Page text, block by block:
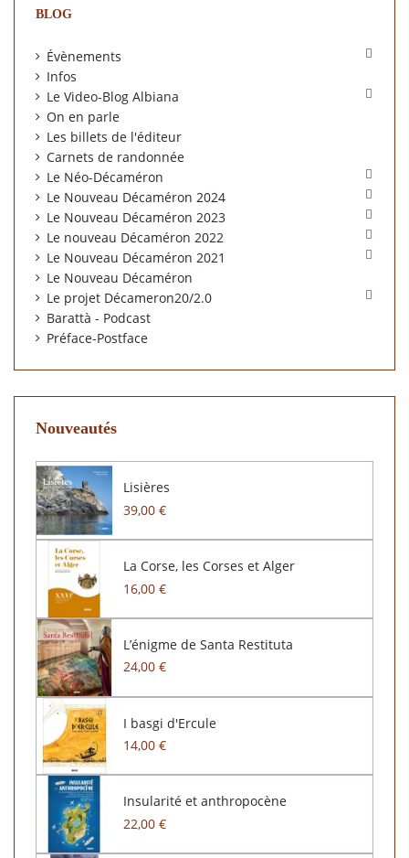
BLOG
Évènements 
Infos
Le Video-Blog Albiana

On en parle
Les billets de l'éditeur
Carnets de randonnée
Le Néo-Décaméron

Le Nouveau Décaméron 2024 
Le Nouveau Décaméron 2023 
Le nouveau Décaméron 2022 
Le Nouveau Décaméron 2021 
Le Nouveau Décaméron
Le projet Décameron20/2.0

Barattà - Podcast
Préface-Postface
Nouveautés
Lisières
39,00 €
La Corse, les Corses et Alger
16,00 €
L’énigme de Santa Restituta
24,00 €
I basgi d'Ercule
14,00 €
Insularité et anthropocène
22,00 €